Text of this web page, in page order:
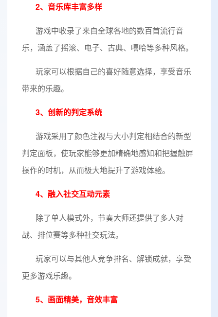
2、音乐库丰富多样
游戏中收录了来自全球各地的数百首流行音
乐，涵盖了摇滚、电子、古典、嘻哈等多种风格。
玩家可以根据自己的喜好随意选择，享受音乐
带来的乐趣。
3、创新的判定系统
游戏采用了颜色注视与大小判定相结合的新型
判定面板，使玩家能够更加精确地感知和把握触屏
操作的时机，从而极大地提升了游戏体验。
4、融入社交互动元素
除了单人模式外，节奏大师还提供了多人对
战、排位赛等多种社交玩法。
玩家可以与其他人竞争排名、解锁成就，享受
更多游戏乐趣。
5、画面精美，音效丰富